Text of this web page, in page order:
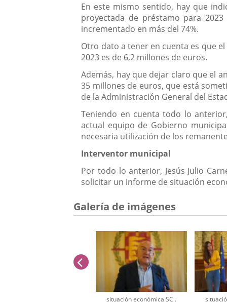
En este mismo sentido, hay que
proyectada de préstamo para
incrementado en más del 74%.
Otro dato a tener en cuenta es que
2023 es de 6,2 millones de euros.
Además, hay que dejar claro que el
35 millones de euros, que está
de la Administración General del
Teniendo en cuenta todo lo
actual equipo de Gobierno
necesaria utilización de los
Interventor municipal
Por todo lo anterior, Jesús Julio
solicitar un informe de situación
Galería de imágenes
situación económica SC .
anterior